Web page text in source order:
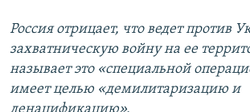
Россия отрицает, что ведет против
захватническую войну на ее
называет это «специальной
имеет целью «демилитаризацию и